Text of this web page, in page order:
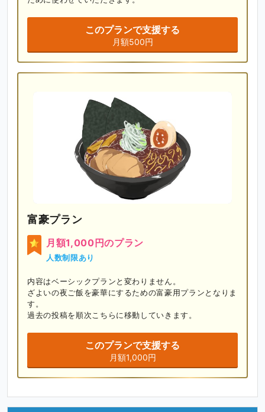
このプランで支援する
月額500円
富豪プラン
月額1,000円のプラン
人数制限あり
内容はベーシックプランと変わりません。
ざよいの夜ご飯を豪華にするための富豪用プランとなりま
す。
過去の投稿を順次こちらに移動していきます。
このプランで支援する
月額1,000円